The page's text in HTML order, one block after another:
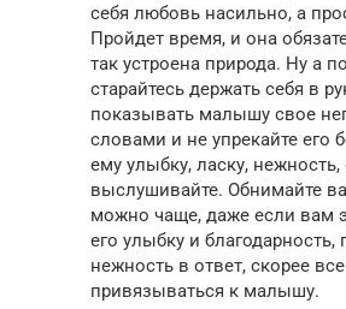
себя любовь насильно, а
Пройдет время, и она
так устроена природа. Ну а
старайтесь держать себя в
показывать малышу свое
словами и не упрекайте его
ему улыбку, ласку, нежность,
выслушивайте. Обнимайте
можно чаще, даже если вам
его улыбку и благодарность,
нежность в ответ, скорее
привязываться к малышу.